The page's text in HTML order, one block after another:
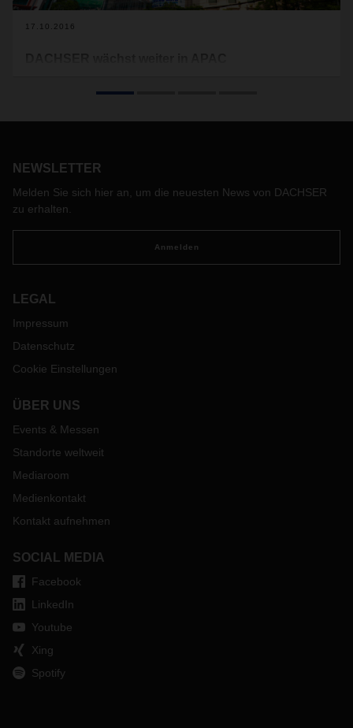
17.10.2016
NEWSLETTER
Melden Sie sich hier an, um die neuesten News von DACHSER
zu erhalten.
Anmelden
LEGAL
Impressum
Datenschutz
Cookie Einstellungen
ÜBER UNS
Events & Messen
Standorte weltweit
Mediaroom
Medienkontakt
Kontakt aufnehmen
SOCIAL MEDIA
Facebook
LinkedIn
Youtube
Xing
Spotify